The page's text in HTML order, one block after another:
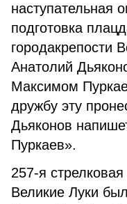
наступательная
подготовка
городакрепости
Анатолий
Максимом
дружбу эту
Дьяконов
Пуркаев».
257-я
Великие Луки